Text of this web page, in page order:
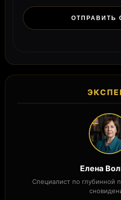
Елена
Специалист по глубинной